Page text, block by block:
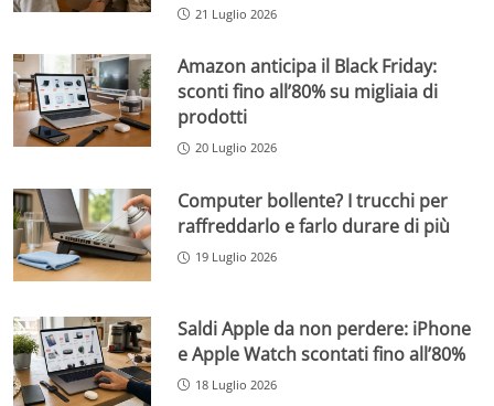
21 Luglio 2026
Amazon anticipa il Black Friday:
sconti fino all’80% su migliaia di
prodotti
20 Luglio 2026
Computer bollente? I trucchi per
raffreddarlo e farlo durare di più
19 Luglio 2026
Saldi Apple da non perdere: iPhone
e Apple Watch scontati fino all’80%
18 Luglio 2026